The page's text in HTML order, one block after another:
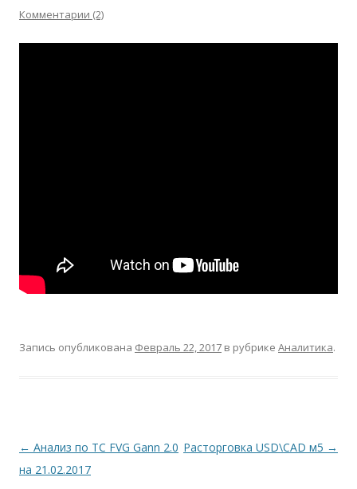
Комментарии (2)
Запись опубликована Февраль 22, 2017 в рубрике Аналитика.
Навигация
по
← Анализ по ТС FVG Gann 2.0
на 21.02.2017
Расторговка USD\CAD м5 →